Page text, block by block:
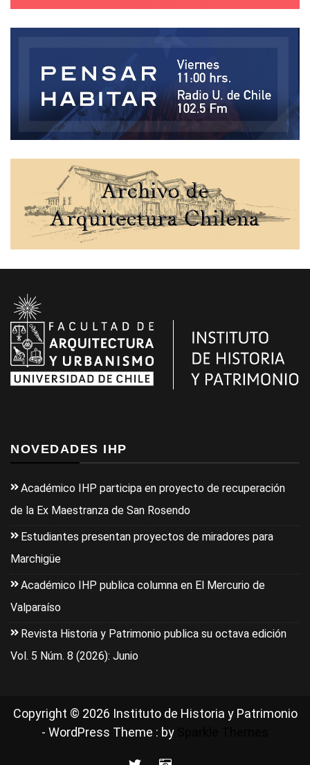
NOVEDADES IHP
Académico IHP participa en proyecto de recuperación
de la Ex Maestranza de San Rosendo
Estudiantes presentan proyectos de miradores para
Marchigüe
Académico IHP publica columna en El Mercurio de
Valparaíso
Revista Historia y Patrimonio publica su octava edición
Vol. 5 Núm. 8 (2026): Junio
Copyright © 2026 Instituto de Historia y Patrimonio
- WordPress Theme : by